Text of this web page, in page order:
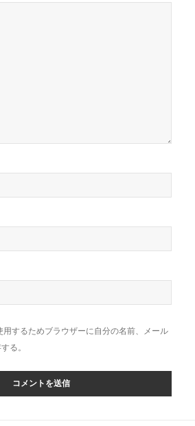
用するためブラウザーに自分の名前、メール
る。